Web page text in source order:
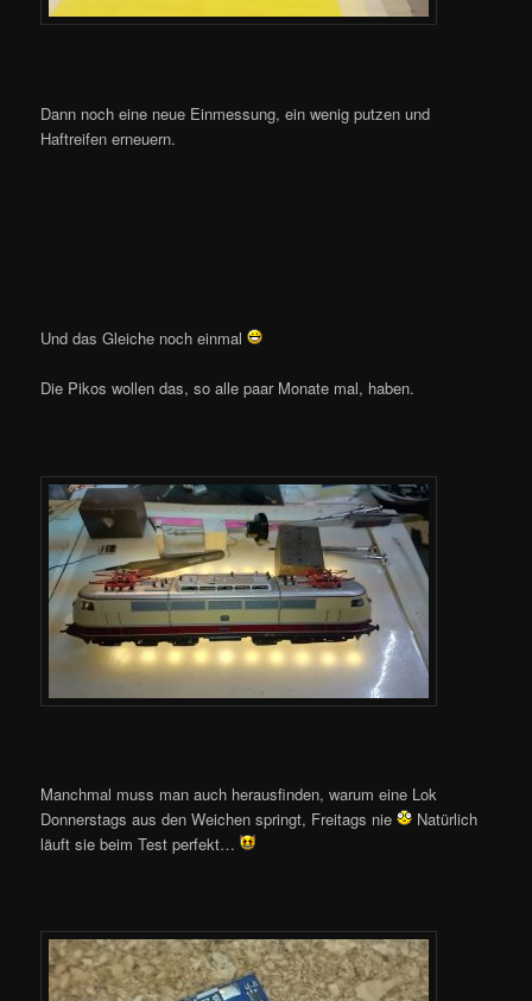
Dann noch eine neue Einmessung, ein wenig putzen und
Haftreifen erneuern.
Und das Gleiche noch einmal
Die Pikos wollen das, so alle paar Monate mal, haben.
Manchmal muss man auch herausfinden, warum eine Lok
Donnerstags aus den Weichen springt, Freitags nie
Natürlich
läuft sie beim Test perfekt…